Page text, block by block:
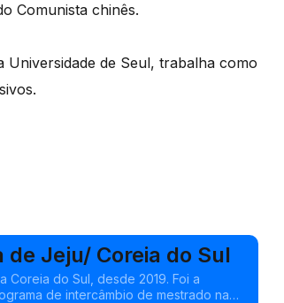
Comunista chinês.
de Seul, trabalha como
Jeju/ Coreia do Sul
Coreia do Sul, desde 2019. Foi a
de intercâmbio de mestrado na